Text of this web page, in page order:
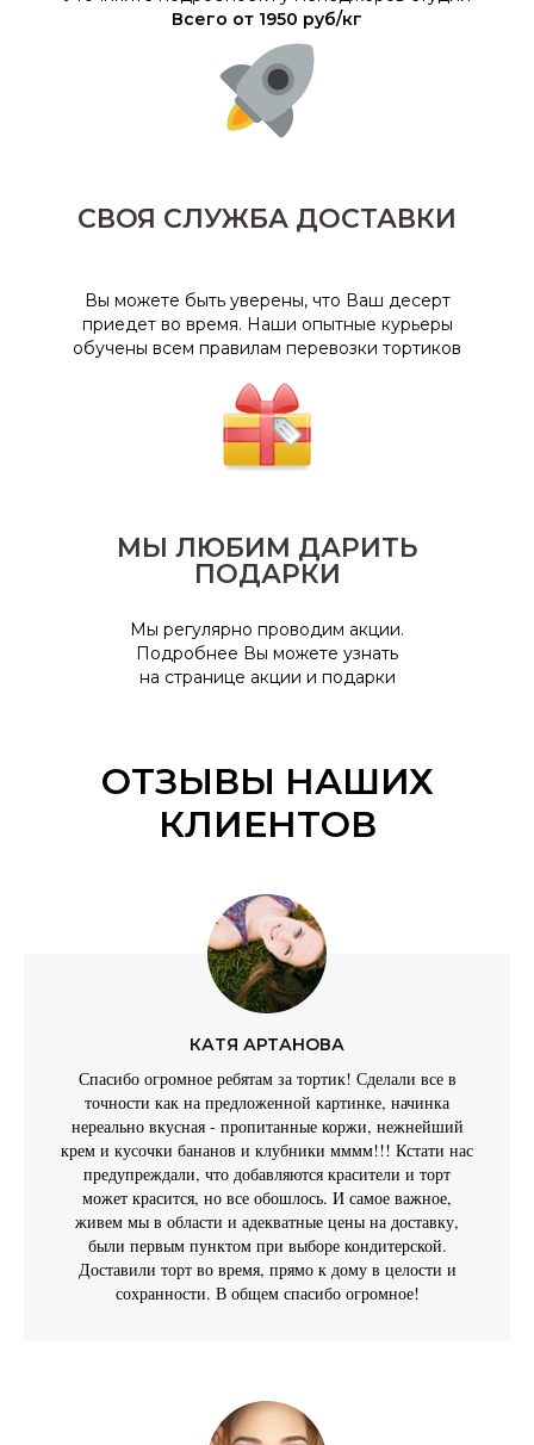
Всего от 1950 руб/кг
СВОЯ СЛУЖБА ДОСТАВКИ
Вы можете быть уверены, что Ваш десерт
приедет во время. Наши опытные курьеры
обучены всем правилам перевозки тортиков
МЫ ЛЮБИМ ДАРИТЬ
ПОДАРКИ
Мы регулярно проводим акции.
Подробнее Вы можете узнать
на странице акции и подарки
ОТЗЫВЫ НАШИХ
КЛИЕНТОВ
КАТЯ АРТАНОВА
Спасибо огромное ребятам за тортик! Сделали все в
точности как на предложенной картинке, начинка
нереально вкусная - пропитанные коржи, нежнейший
крем и кусочки бананов и клубники мммм!!! Кстати нас
предупреждали, что добавляются красители и торт
может красится, но все обошлось. И самое важное,
живем мы в области и адекватные цены на доставку,
были первым пунктом при выборе кондитерской.
Доставили торт во время, прямо к дому в целости и
сохранности. В общем спасибо огромное!